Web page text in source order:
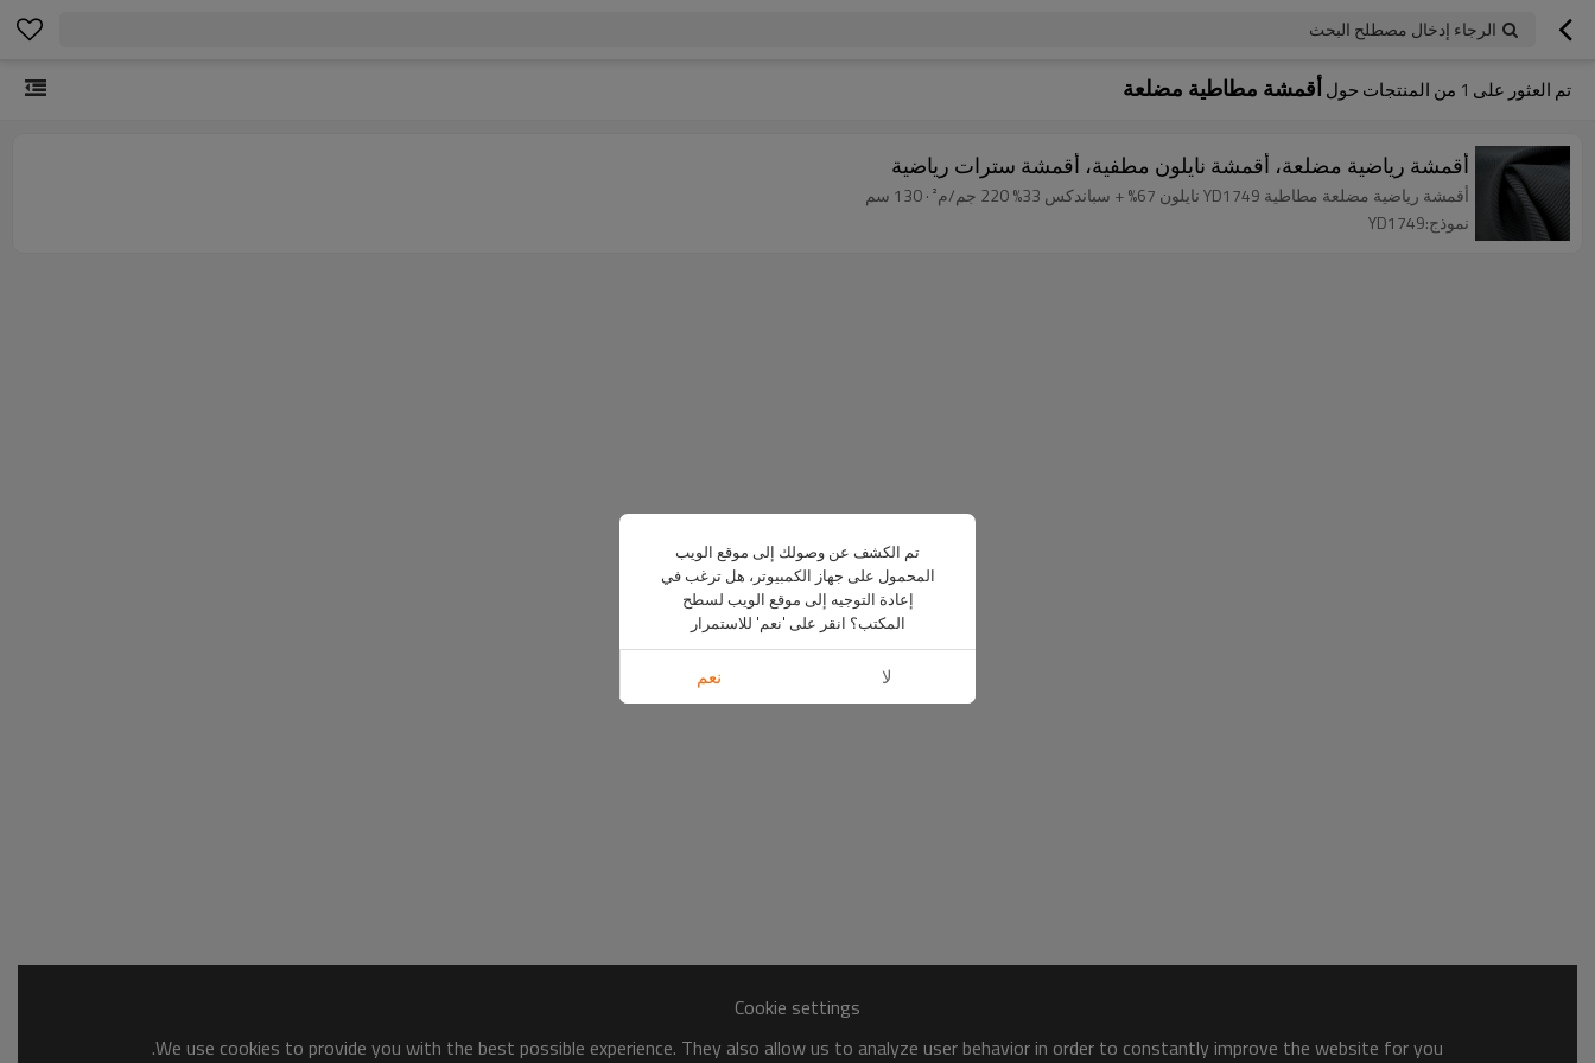
الرجاء إدخال مصطلح البحث
تم العثور على 1 من المنتجات حولأقمشة مطاطية مضلعة
أقمشة رياضية مضلعة، أقمشة نايلون مطفية، أقمشة سترات رياضية
أقمشة رياضية مضلعة مطاطية YD1749 نايلون 67% + سباندكس 33% 220 جم/م² · 130 سم
نموذج:YD1749
Cookie settings
We use cookies to provide you with the best possible experience. They also allow us to analyze user behavior in order to constantly improve the website for you.
تم الكشف عن وصولك إلى موقع الويب
المحمول على جهاز الكمبيوتر، هل ترغب في
إعادة التوجيه إلى موقع الويب لسطح
المكتب؟ انقر على 'نعم' للاستمرار
لا نعم